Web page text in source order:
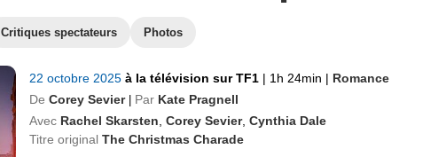
Critiques spectateurs Photos
22 octobre 2025 à la télévision sur TF1 | 1h 24min | Romance
De Corey Sevier Par Kate Pragnell
Avec Rachel Skarsten Corey Sevier, Cynthia Dale
Titre original The Christmas Charade